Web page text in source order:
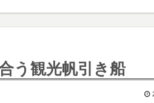
う観光帆引き船